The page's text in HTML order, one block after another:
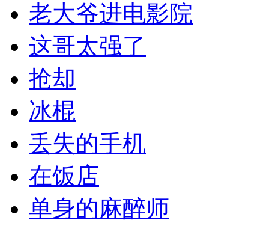
老大爷进电影院
这哥太强了
抢却
冰棍
丢失的手机
在饭店
单身的麻醉师